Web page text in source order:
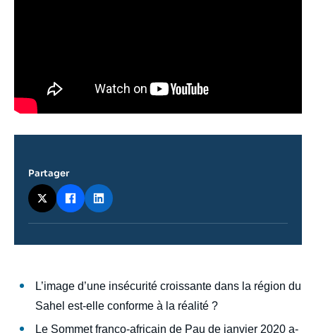
Contenu
médiatique
L’image d’une insécurité croissante dans la région du
Sahel est-elle conforme à la réalité ?
Le Sommet franco-africain de Pau de janvier 2020 a-
Partager